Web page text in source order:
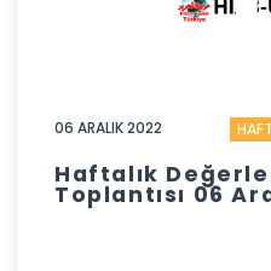
06 ARALIK 2022
Haftalık
Toplantısı 06